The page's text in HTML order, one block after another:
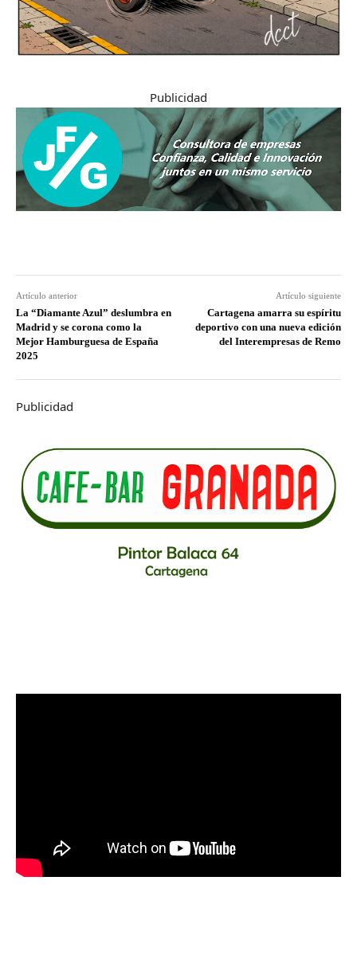
Publicidad
Artículo anterior
La “Diamante Azul” deslumbra en
Madrid y se corona como la
Mejor Hamburguesa de España
2025
Artículo siguiente
Cartagena amarra su espíritu
deportivo con una nueva edición
del Interempresas de Remo
Publicidad